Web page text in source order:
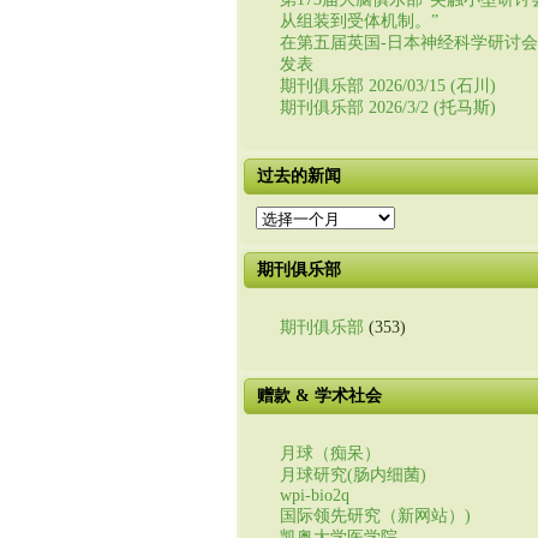
从组装到受体机制。”
在第五届英国-日本神经科学研讨
发表
期刊俱乐部 2026/03/15 (石川)
期刊俱乐部 2026/3/2 (托马斯)
过去的新闻
过
的
新
期刊俱乐部
期刊俱乐部 (353)
赠款 & 学术社会
月球（痴呆）
月球研究(肠内细菌)
wpi-bio2q
国际领先研究（新网站）)